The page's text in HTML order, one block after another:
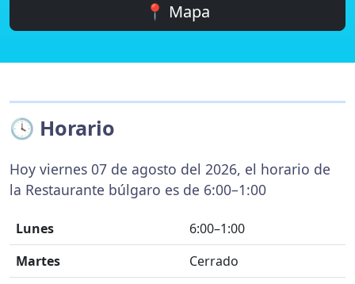
📍 Mapa
🕓 Horario
Hoy viernes 07 de agosto del 2026, el horario de
la Restaurante búlgaro es de 6:00–1:00
Lunes
6:00–1:00
Martes
Cerrado